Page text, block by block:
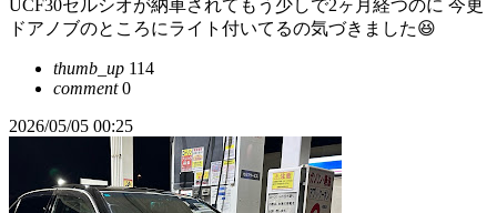
UCF30セルシオが納車されてもう少しで2ヶ月経つのに 今更
ドアノブのところにライト付いてるの気づきました😆
thumb_up 114
comment0
2026/05/05 00:25